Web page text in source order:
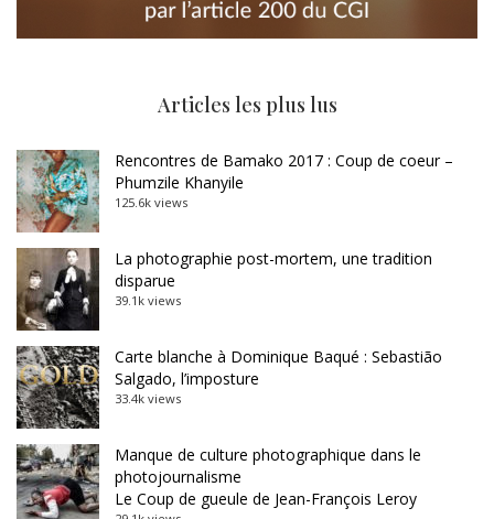
Articles les plus lus
Rencontres de Bamako 2017 : Coup de coeur –
Phumzile Khanyile
125.6k views
La photographie post-mortem, une tradition
disparue
39.1k views
Carte blanche à Dominique Baqué : Sebastião
Salgado, l’imposture
33.4k views
Manque de culture photographique dans le
photojournalisme
Le Coup de gueule de Jean-François Leroy